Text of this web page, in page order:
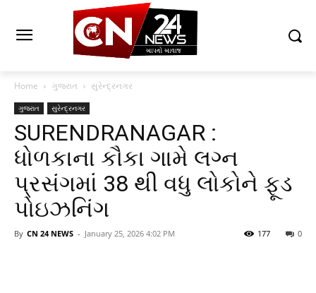
Home ગુજરાત સુરેન્દ્રનગર
ગુજરાત સુરેન્દ્રનગર
SURENDRANAGAR :
ધોળકાના કૌકા ગામે લગ્ન
પ્રસંગમાં 38 થી વધુ લોકોને ફૂડ
પોઇઝનિંગ
By CN 24 NEWS - January 25, 2026 4:02 PM 0
177